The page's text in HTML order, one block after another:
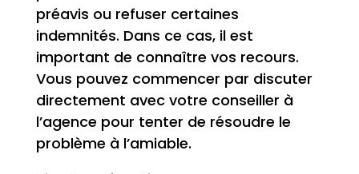
préavis ou refuser certaines
indemnités. Dans ce cas, il est
important de connaître vos recours.
Vous pouvez commencer par discuter
directement avec votre conseiller à
l’agence pour tenter de résoudre le
problème à l’amiable.